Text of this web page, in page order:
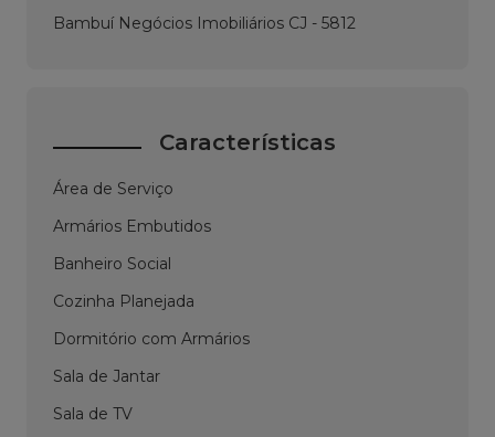
Bambuí Negócios Imobiliários CJ - 5812
Características
Área de Serviço
Armários Embutidos
Banheiro Social
Cozinha Planejada
Dormitório com Armários
Sala de Jantar
Sala de TV